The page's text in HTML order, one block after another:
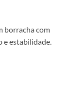
borracha com
estabilidade.